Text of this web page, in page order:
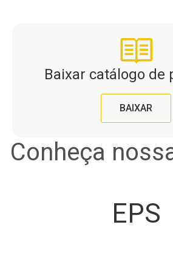
Baixar catálogo de
BAIXAR
Conheça
EPS